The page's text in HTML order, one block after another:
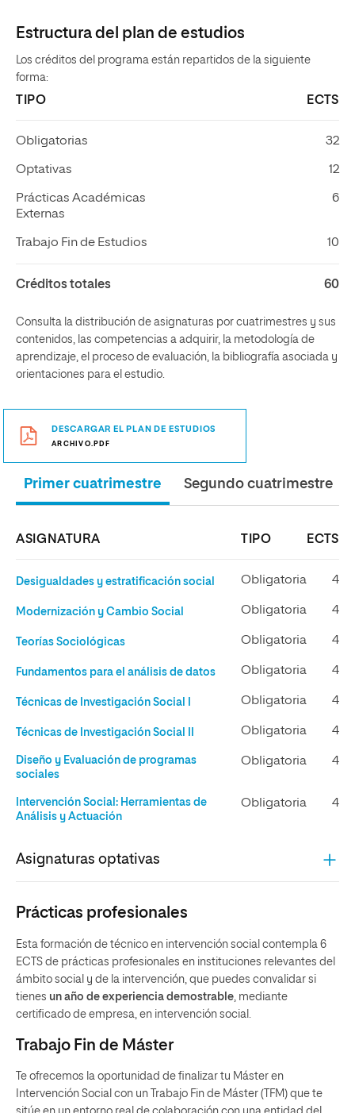
Estructura del plan de estudios
Los créditos del programa están repartidos de la siguiente
forma:
TIPO ECTS
Obligatorias 32
Optativas 12
Prácticas Académicas
Externas
6
Trabajo Fin de Estudios 10
Créditos totales 60
Consulta la distribución de asignaturas por cuatrimestres y sus
contenidos, las competencias a adquirir, la metodología de
aprendizaje, el proceso de evaluación, la bibliografía asociada y
orientaciones para el estudio.
DESCARGAR EL PLAN DE ESTUDIOS
ARCHIVO.PDF
Primer cuatrimestre Segundo cuatrimestre
ASIGNATURA TIPO ECTS
Desigualdades y estratificación social Obligatoria 4
Modernización y Cambio Social Obligatoria 4
Teorías Sociológicas Obligatoria 4
Fundamentos para el análisis de datos Obligatoria 4
Técnicas de Investigación Social I Obligatoria 4
Técnicas de Investigación Social II Obligatoria 4
Diseño y Evaluación de programas
sociales
Obligatoria 4
Intervención Social: Herramientas de
Análisis y Actuación
Obligatoria 4
Asignaturas optativas
Prácticas profesionales
Esta formación de técnico en intervención social contempla 6
ECTS de prácticas profesionales en instituciones relevantes del
ámbito social y de la intervención, que puedes convalidar si
tienes un año de experiencia demostrable, mediante
certificado de empresa, en intervención social.
Trabajo Fin de Máster
Te ofrecemos la oportunidad de finalizar tu Máster en
Intervención Social con un Trabajo Fin de Máster (TFM) que te